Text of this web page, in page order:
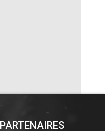
PARTENAIRES